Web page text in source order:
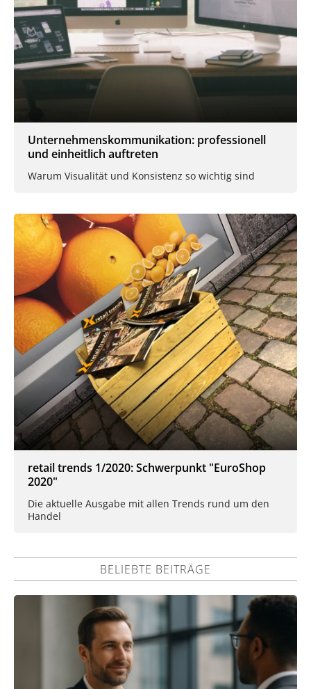
Unternehmenskommunikation: professionell
und einheitlich auftreten
Warum Visualität und Konsistenz so wichtig sind
retail trends 1/2020: Schwerpunkt "EuroShop
2020"
Die aktuelle Ausgabe mit allen Trends rund um den
Handel
BELIEBTE BEITRÄGE